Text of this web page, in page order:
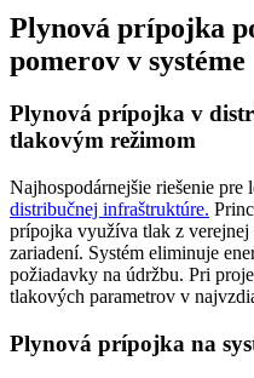
Plynová prípojka
pomerov v systéme
Plynová prípojka v
tlakovým režimom
Najhospodárnejšie riešenie
distribučnej infraštruktúre.
prípojka využíva tlak z verejnej
zariadení. Systém eliminuje
požiadavky na údržbu. Pri
tlakových parametrov v
Plynová prípojka na